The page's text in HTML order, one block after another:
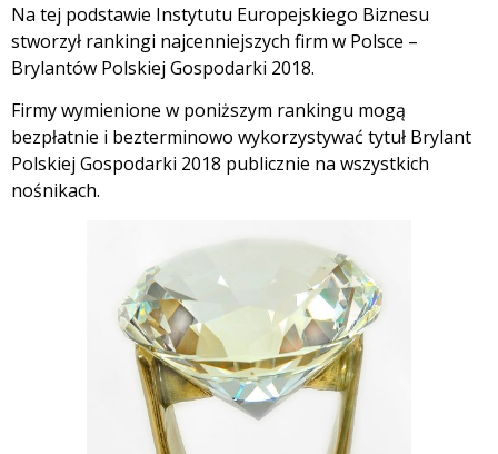
Na tej podstawie Instytutu Europejskiego Biznesu
stworzył rankingi najcenniejszych firm w Polsce –
Brylantów Polskiej Gospodarki 2018.
Firmy wymienione w poniższym rankingu mogą
bezpłatnie i bezterminowo wykorzystywać tytuł Brylant
Polskiej Gospodarki 2018 publicznie na wszystkich
nośnikach.